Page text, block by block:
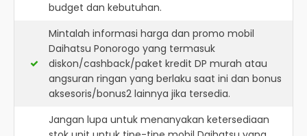
budget dan kebutuhan.
Mintalah informasi harga dan promo mobil
Daihatsu Ponorogo yang termasuk
diskon/cashback/paket kredit DP murah atau
angsuran ringan yang berlaku saat ini dan bonus
aksesoris/bonus2 lainnya jika tersedia.
Jangan lupa untuk menanyakan ketersediaan